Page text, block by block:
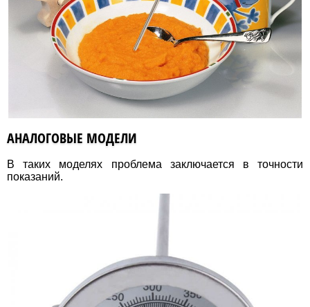
АНАЛОГОВЫЕ МОДЕЛИ
В таких моделях проблема заключается в точности
показаний.